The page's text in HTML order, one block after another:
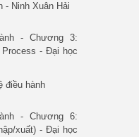
- Ninh Xuân Hải
- Chương 3:
- Đại học
điều hành
- Chương 6:
xuất) - Đại học